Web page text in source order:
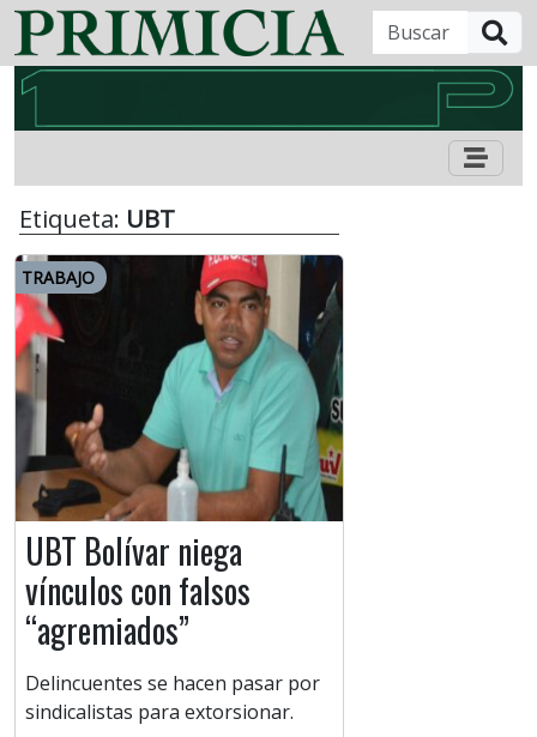
Etiqueta: UBT
TRABAJO
UBT Bolívar niega
vínculos con falsos
“agremiados”
Delincuentes se hacen pasar por
sindicalistas para extorsionar.